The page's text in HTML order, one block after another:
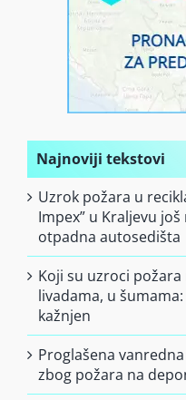
Najnoviji tekstovi
Uzrok požara u
Impex” u Kraljevu
otpadna autosedišta
Koji su uzroci
livadama, u
kažnjen
Proglašena
zbog požara na